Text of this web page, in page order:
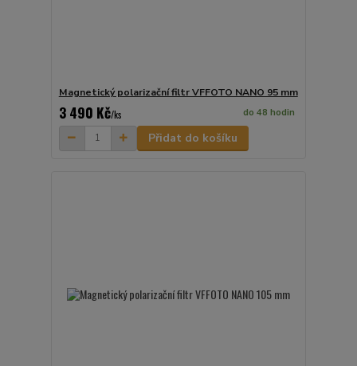
Magnetický polarizační filtr VFFOTO NANO 95 mm
3 490 Kč/ks do 48 hodin
Přidat do košíku